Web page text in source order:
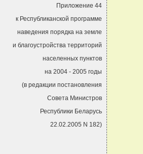
Приложение 44
к Республиканской программе
наведения порядка на земле
и благоустройства территорий
населенных пунктов
на 2004 - 2005 годы
(в редакции постановления
Совета Министров
Республики Беларусь
22.02.2005 N 182)